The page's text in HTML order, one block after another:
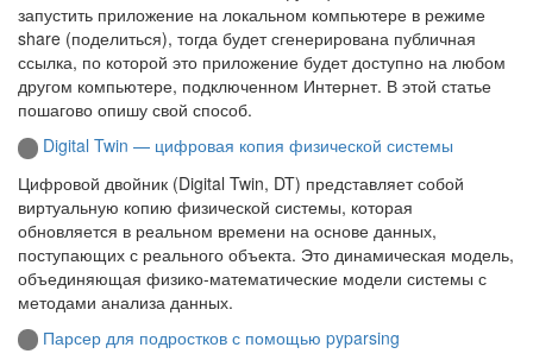
запустить приложение на локальном компьютере в режиме
share (поделиться), тогда будет сгенерирована публичная
ссылка, по которой это приложение будет доступно на любом
другом компьютере, подключенном Интернет. В этой статье
пошагово опишу свой способ.
Digital Twin — цифровая копия физической системы
Цифровой двойник (Digital Twin, DT) представляет собой
виртуальную копию физической системы, которая
обновляется в реальном времени на основе данных,
поступающих с реального объекта. Это динамическая модель,
объединяющая физико-математические модели системы с
методами анализа данных.
Парсер для подростков с помощью pyparsing